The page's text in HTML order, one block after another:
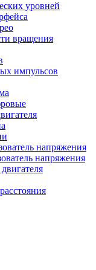
уровней
вращения
импульсов
напряжения
напряжения